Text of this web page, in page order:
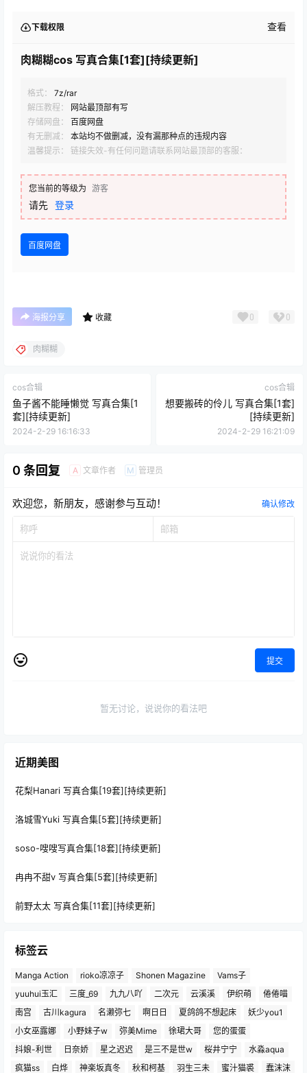
下载权限 查看
肉糊糊cos 写真合集[1套][持续更新]
格式：
7z/rar
解压教程：
网站最顶部有写
存储网盘：
百度网盘
有无删减：
本站均不做删减，没有漏那种点的违规内容
温馨提示： 链接失效-有任何问题请联系网站最顶部的客服：
您当前的等级为 游客
请先 登录
百度网盘
海报分享 收藏 0 0
肉糊糊
cos合辑
鱼子酱不能睡懒觉 写真合集[1
套][持续更新]
2024-2-29 16:16:33
cos合辑
想要搬砖的伶儿 写真合集[1套]
[持续更新]
2024-2-29 16:21:09
0 条回复 A 文章作者 M 管理员
欢迎您，新朋友，感谢参与互动！ 确认修改
提交
暂无讨论，说说你的看法吧
近期美图
花梨Hanari 写真合集[19套][持续更新]
洛城雪Yuki 写真合集[5套][持续更新]
soso-嗖嗖写真合集[18套][持续更新]
冉冉不甜v 写真合集[5套][持续更新]
前野太太 写真合集[11套][持续更新]
标签云
Manga Action rioko凉凉子 Shonen Magazine
Vams子
yuuhui玉汇
三度_69 九九八吖 二次元 云溪溪 伊织萌
倦倦喵
南宫
古川kagura 名濑弥七 啊日日 夏鸽鸽不想起床
妖少you1
小女巫露娜
小野妹子w 弥美Mime 徐珺大哥
您的蛋蛋
抖娘-利世
日奈娇 星之迟迟 是三不是世w 桜井宁宁
水淼aqua
疯猫ss
白烨 神楽坂真冬 秋和柯基 羽生三未 蜜汁猫裘 蠢沫沫